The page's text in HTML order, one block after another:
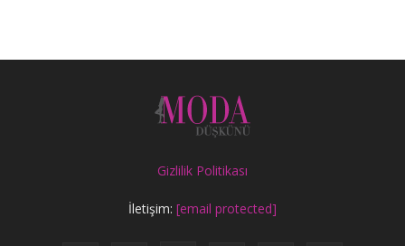
Gizlilik Politikası
İletişim: [email protected]